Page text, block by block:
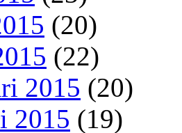
(20)
(22)
2015 (20)
2015 (19)